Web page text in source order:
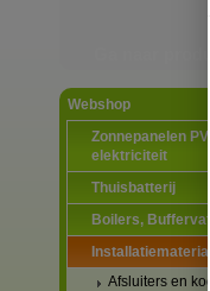
Webshop
Zonnepanelen
elektriciteit
Thuisbatterij
Boilers,
Afsluiters en